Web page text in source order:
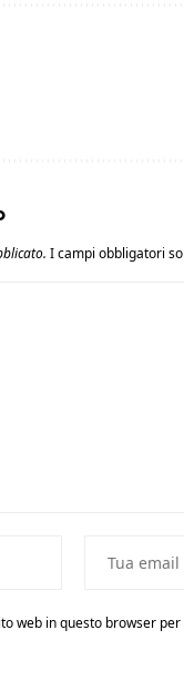
I campi obbligatori
web in questo browser